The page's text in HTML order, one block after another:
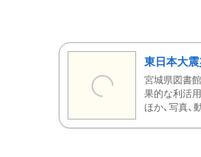
東日本大
宮城県図書
果的な利活
ほか、写真、